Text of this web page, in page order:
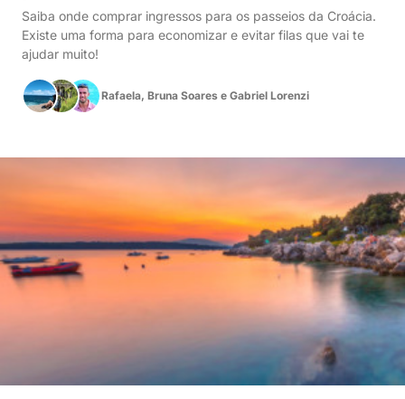
Saiba onde comprar ingressos para os passeios da Croácia.
Existe uma forma para economizar e evitar filas que vai te
ajudar muito!
Rafaela, Bruna Soares e Gabriel Lorenzi